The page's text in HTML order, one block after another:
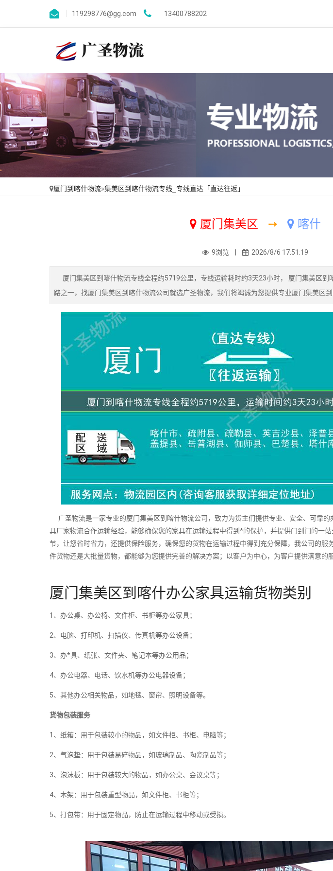
119298776@gg.com 13400788202
厦门到喀什物流»集美区到喀什物流专线_专线直达「直达往返」
厦门集美区 ➙ 喀什
9浏览 | 2026/8/6 17:51:19
厦门集美区到喀什物流专线全程约5719公里，专线运输耗时约3天23小时， 厦门集美区到
路之一，找厦门集美区到喀什物流公司就选广圣物流，我们将竭诚为您提供专业厦门集美区到
广圣物流是一家专业的厦门集美区到喀什物流公司，致力为货主们提供专业、安全、可靠的
具厂家物流合作运输经验，能够确保您的家具在运输过程中得到*的保护，并提供门到门的一
节，让您省时省力，还提供保险服务，确保您的货物在运输过程中得到充分保障，我公司的服
件货物还是大批量货物，都能够为您提供完善的解决方案；以客户为中心，为客户提供满意的
厦门集美区到喀什办公家具运输货物类别
1、办公桌、办公椅、文件柜、书柜等办公家具；
2、电脑、打印机、扫描仪、传真机等办公设备；
3、办*具、纸张、文件夹、笔记本等办公用品；
4、办公电器、电话、饮水机等办公电器设备；
5、其他办公相关物品，如地毯、窗帘、照明设备等。
货物包装服务
1、纸箱：用于包装较小的物品，如文件柜、书柜、电脑等；
2、气泡垫：用于包装易碎物品，如玻璃制品、陶瓷制品等；
3、泡沫板：用于包装较大的物品，如办公桌、会议桌等；
4、木架：用于包装重型物品，如文件柜、书柜等；
5、打包带：用于固定物品，防止在运输过程中移动或受损。